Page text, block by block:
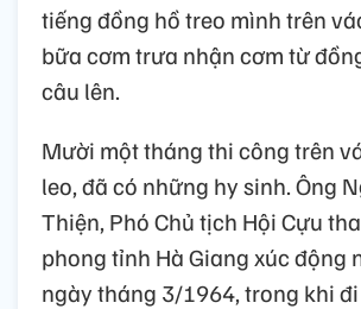
tiếng đồng hồ treo mình trên
bữa cơm trưa nhận cơm từ
câu lên.
Mười một tháng thi công trên
leo, đã có những hy sinh. Ông
Thiện, Phó Chủ tịch Hội Cựu
phong tỉnh Hà Giang xúc động
ngày tháng 3/1964, trong khi